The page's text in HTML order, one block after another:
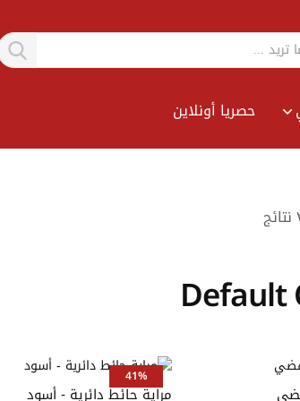
حصريا أونلاين
نتائج
Default
41%
مراية حائط دائرية - أسود